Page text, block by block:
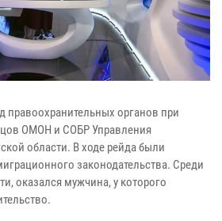
правоохранительных органов при
ОМОН и СОБР Управления
области. В ходе рейда были
законодательства. Среди
оказался мужчина, у которого